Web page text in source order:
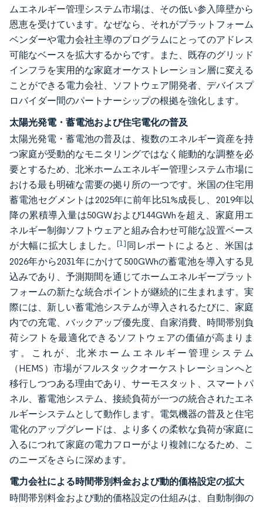
ムエネルギー管理システム市場は、その低い参入障壁から
恩恵を受けています。なぜなら、それがプラットフォーム
ベンダーや電力会社主導のプログラムにとってのアドレス
可能なベースを拡大するからです。また、既存のグリッド
インフラを実用的な家庭オーケストレーション層に変える
ことができる電力会社、ソフトウェア開発者、デバイスプ
ロバイダー間のパートナーシップの根拠を強化します。
太陽光発電・蓄電池および住宅電化の普及
太陽光発電・蓄電池の普及は、複数のエネルギー資産を持
つ家庭が受動的なモニタリングではなく能動的な調整を必
要とするため、北米ホームエネルギー管理システム市場に
おける最も明確な需要の拠り所の一つです。米国の住宅用
蓄電池セグメントは2025年に前年比51%成長し、2019年以
降の累積導入量は50GWおよび144GWhを超え、家庭用エ
ネルギー制御ソフトウェアと組み合わせ可能な設置ベース
が大幅に拡大しました。[1]同レポートによると、米国は
2026年から2031年にかけて500GWhの蓄電池を導入する見
込みであり、予測期間を通じてホームエネルギープラット
フォームの新たな統合ポイントが継続的に生まれます。実
際には、新しい蓄電池システムが導入されるたびに、家庭
内での充電、バックアップ優先度、自家消費、時間帯別負
荷シフトを最適化できるソフトウェアの価値が高まりま
す。これが、北米ホームエネルギー管理システム
（HEMS）市場がフルスタックオーケストレーションへと
移行しつつある理由であり、サーモスタット、スマートパ
ネル、蓄電池システム、接続負荷が一つの統合されたエネ
ルギーシステムとして動作します。電気機器の普及と住宅
電化のアップグレードは、より多くの柔軟な負荷が家庭に
入るにつれて家庭の電力フローがより複雑になるため、こ
のニーズをさらに深めます。
電力会社による時間帯別料金および動的価格設定の拡大
時間帯別料金および動的価格設定の仕組みは、自動制御の